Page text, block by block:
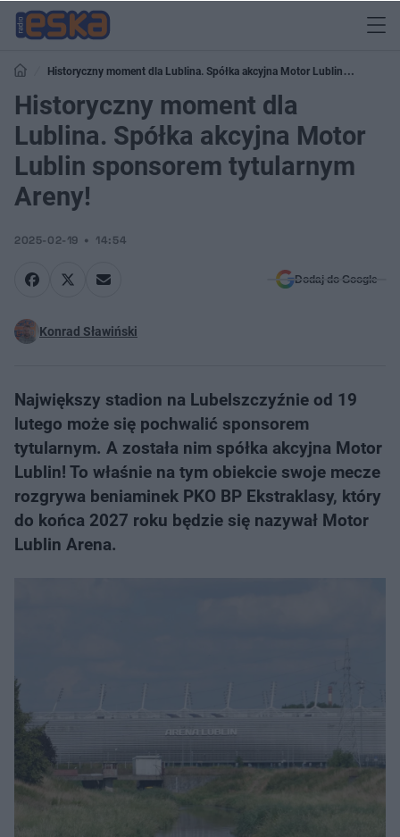
Historyczny moment dla Lublina. Spółka akcyjna Motor Lublin
sponsorem tytularnym Areny!
Historyczny moment dla
Lublina. Spółka akcyjna Motor
Lublin sponsorem tytularnym
Areny!
2025-02-19 14:54
Dodaj do Google
Konrad Sławiński
Największy stadion na Lubelszczyźnie od 19
lutego może się pochwalić sponsorem
tytularnym. A została nim spółka akcyjna Motor
Lublin! To właśnie na tym obiekcie swoje mecze
rozgrywa beniaminek PKO BP Ekstraklasy, który
do końca 2027 roku będzie się nazywał Motor
Lublin Arena.